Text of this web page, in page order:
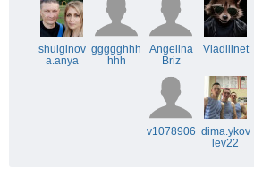
shulginov
a.anya
ggggghhh
hhh
Angelina
Briz
Vladilinet
v1078906 dima.ykov
lev22